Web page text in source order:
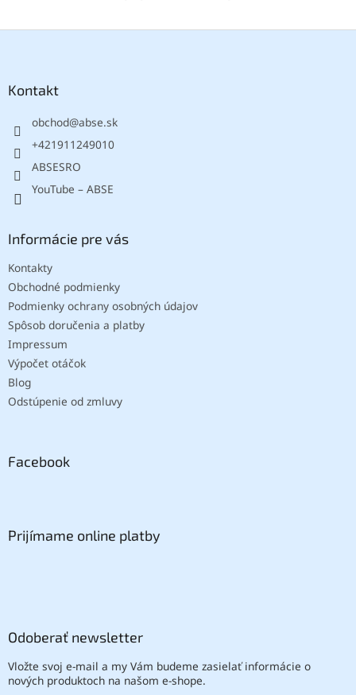
u
Kontakt
obchod@abse.sk
+421911249010
ABSESRO
YouTube – ABSE
Informácie pre vás
Kontakty
Obchodné podmienky
Podmienky ochrany osobných údajov
Spôsob doručenia a platby
Impressum
Výpočet otáčok
Blog
Odstúpenie od zmluvy
Facebook
Prijímame online platby
Odoberať newsletter
Vložte svoj e-mail a my Vám budeme zasielať informácie o
nových produktoch na našom e-shope.